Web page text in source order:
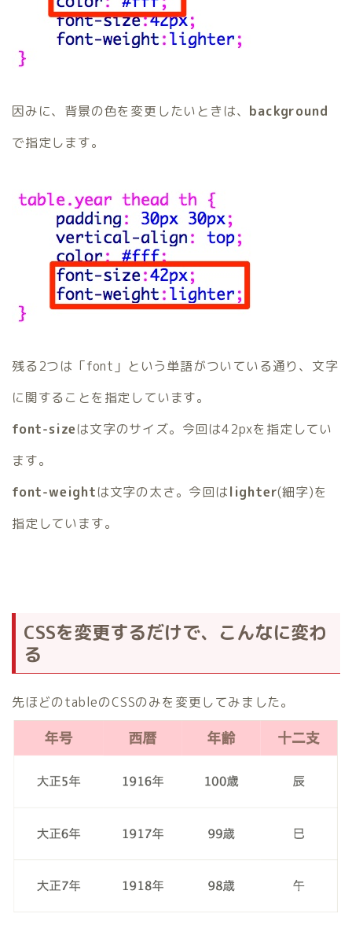
因みに、背景の色を変更したいときは、 background
で指定します。
残る2つは「font」という単語がついている通り、文字
に関することを指定しています。
font-sizeは文字のサイズ。今回は42pxを指定してい
ます。
font-weightは文字の太さ。今回はlighter(細字)を
指定しています。
CSSを変更するだけで、こんなに変わ
る
先ほどのtableのCSSのみを変更してみました。